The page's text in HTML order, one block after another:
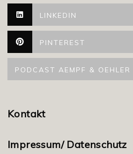
LINKEDIN
PINTEREST
PODCAST AEMPF & OEHLER
Kontakt
Impressum/ Datenschutz